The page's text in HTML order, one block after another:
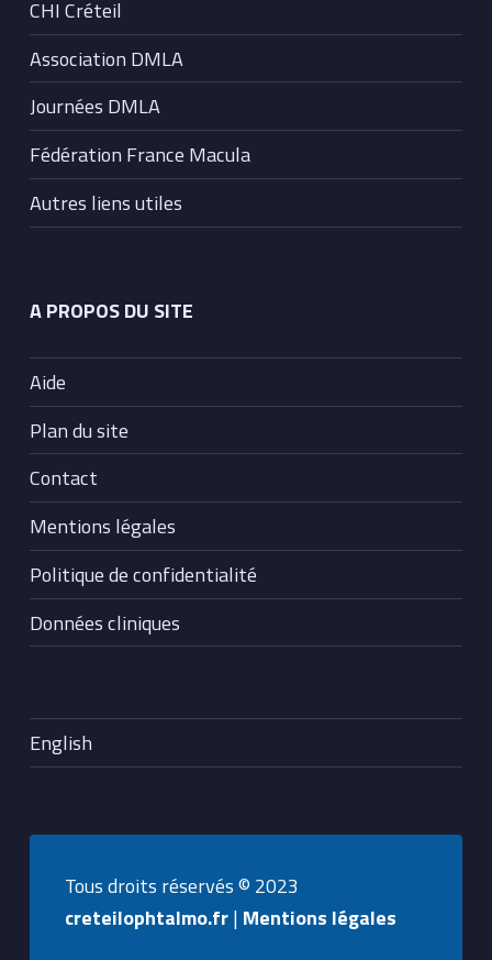
CHI Créteil
Association DMLA
Journées DMLA
Fédération France Macula
Autres liens utiles
A PROPOS DU SITE
Aide
Plan du site
Contact
Mentions légales
Politique de confidentialité
Données cliniques
English
Tous droits réservés © 2023
creteilophtalmo.fr| Mentions légales